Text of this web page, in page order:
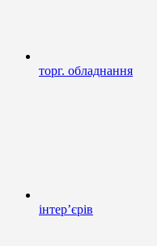
торг. обладнання
інтер’єрів